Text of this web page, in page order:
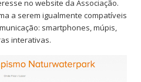
no website da Associação.
a serem igualmente compatíveis
smartphones, múpis,
interativas.